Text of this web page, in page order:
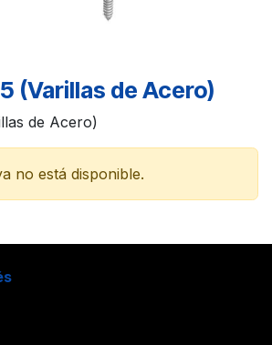
(Varillas de Acero)
de Acero)
no está disponible.